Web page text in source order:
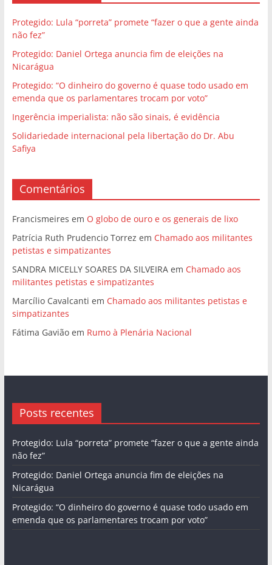
Protegido: Lula “porreta” promete “fazer o que a gente ainda
não fez”
Protegido: Daniel Ortega anuncia fim de eleições na
Nicarágua
Protegido: “O dinheiro do governo é quase todo usado em
emenda que os parlamentares trocam por voto”
Ingerência imperialista: não são sinais, é evidência
Solidariedade internacional pela libertação do Dr. Abu
Safiya
Comentários
Francismeires em O globo de ouro e os generais de lixo
Patrícia Ruth Prudencio Torrez em Chamado aos militantes
petistas e simpatizantes
SANDRA MICELLY SOARES DA SILVEIRAem Chamado aos
militantes petistas e simpatizantes
Marcílio Cavalcanti em Chamado aos militantes petistas e
simpatizantes
Fátima Gaviãoem Rumo à Plenária Nacional
Posts recentes
Protegido: Lula “porreta” promete “fazer o que a gente ainda
não fez”
Protegido: Daniel Ortega anuncia fim de eleições na
Nicarágua
Protegido: “O dinheiro do governo é quase todo usado em
emenda que os parlamentares trocam por voto”